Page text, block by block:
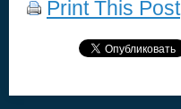
Print This Post